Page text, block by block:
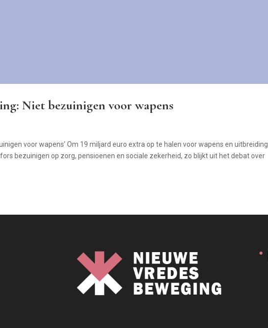
Niet bezuinigen voor wapens
voor wapens’ Om 19 miljard euro extra op te halen voor wapens en uitbreiding
bezuinigen op zorg, pensioenen en sociale zekerheid, zo blijkt uit het debat over